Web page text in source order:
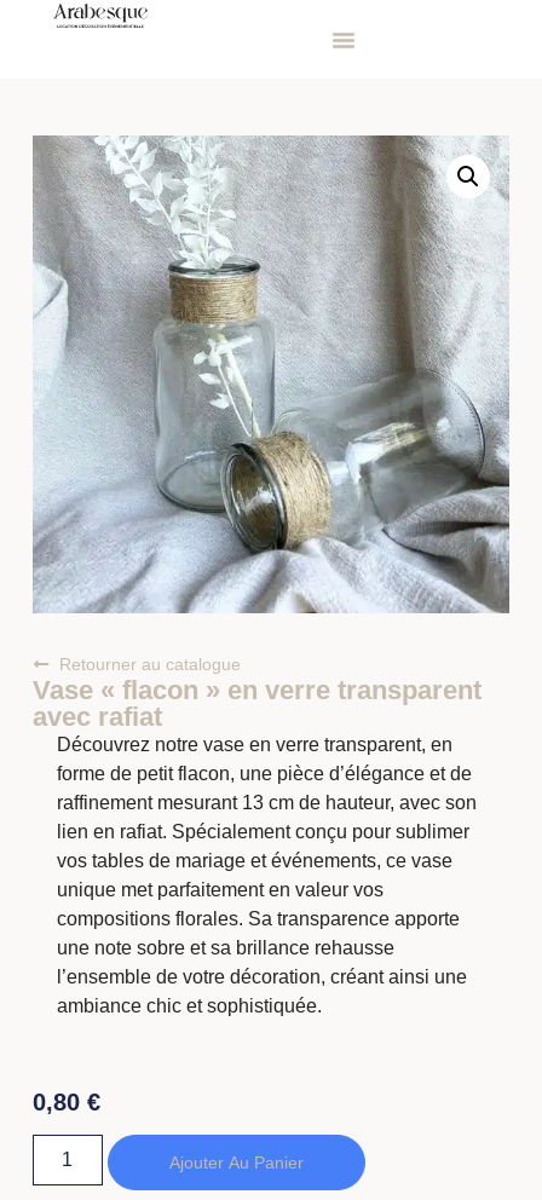
Retourner au catalogue
Vase « flacon » en verre transparent
avec rafiat
Découvrez notre vase en verre transparent, en
forme de petit flacon, une pièce d’élégance et de
raffinement mesurant 13 cm de hauteur, avec son
lien en rafiat. Spécialement conçu pour sublimer
vos tables de mariage et événements, ce vase
unique met parfaitement en valeur vos
compositions florales. Sa transparence apporte
une note sobre et sa brillance rehausse
l’ensemble de votre décoration, créant ainsi une
ambiance chic et sophistiquée.
0,80 €
Ajouter Au Panier